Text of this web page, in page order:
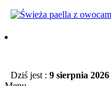
Dziś jest : 9 sierpnia 2026